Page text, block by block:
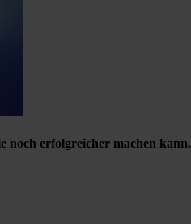
noch erfolgreicher machen kann.